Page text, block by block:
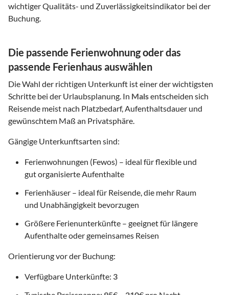
wichtiger Qualitäts- und Zuverlässigkeitsindikator bei der
Buchung.
Die passende Ferienwohnung oder das
passende Ferienhaus auswählen
Die Wahl der richtigen Unterkunft ist einer der wichtigsten
Schritte bei der Urlaubsplanung. In Malsentscheiden sich
Reisende meist nach Platzbedarf, Aufenthaltsdauer und
gewünschtem Maß an Privatsphäre.
Gängige Unterkunftsarten sind:
Ferienwohnungen (Fewos) – ideal für flexible und
gut organisierte Aufenthalte
Ferienhäuser – ideal für Reisende, die mehr Raum
und Unabhängigkeit bevorzugen
Größere Ferienunterkünfte – geeignet für längere
Aufenthalte oder gemeinsames Reisen
Orientierung vor der Buchung:
Verfügbare Unterkünfte: 3